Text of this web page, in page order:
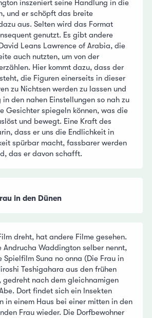
inszeniert seine Handlung in die
und er schöpft das breite
aus. Selten wird das Format
genutzt. Es gibt andere
Leans Lawrence of Arabia, die
auch nutzten, um von der
Hier kommt dazu, dass der
die Figuren einerseits in dieser
zu Nichtsen werden zu lassen und
den nahen Einstellungen so nah zu
Gesichter spiegeln können, was die
und bewegt. Eine Kraft des
dass er uns die Endlichkeit in
spürbar macht, fassbarer werden
das er davon schafft.
in den Dünen
dreht, hat andere Filme gesehen.
Andrucha Waddington selber nennt,
Suna no onna (Die Frau in
Teshigahara aus den frühen
gedreht nach dem gleichnamigen
Dort findet sich ein Insekten
in einem Haus bei einer mitten in den
Frau wieder. Die Dorfbewohner